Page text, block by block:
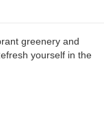
greenery and
yourself in the